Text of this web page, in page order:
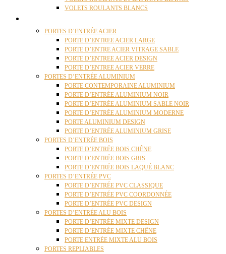
VOLETS ROULANTS BLANCS
PORTES D’ENTRÉE ACIER
PORTE D’ENTREE ACIER LARGE
PORTE D’ENTRE ACIER VITRAGE SABLE
PORTE D’ENTREE ACIER DESIGN
PORTE D’ENTREE ACIER VERRE
PORTES D’ENTRÉE ALUMINIUM
PORTE CONTEMPORAINE ALUMINIUM
PORTE D’ENTRÉE ALUMINIUM NOIR
PORTE D’ENTRÉE ALUMINIUM SABLE NOIR
PORTE D’ENTRÉE ALUMINIUM MODERNE
PORTE ALUMINIUM DESIGN
PORTE D’ENTRÉE ALUMINIUM GRISE
PORTES D’ENTRÉE BOIS
PORTE D’ENTRÉE BOIS CHÊNE
PORTE D’ENTRÉE BOIS GRIS
PORTE D’ENTRÉE BOIS LAQUÉ BLANC
PORTES D’ENTRÉE PVC
PORTE D’ENTRÉE PVC CLASSIQUE
PORTE D’ENTRÉE PVC COORDONNÉE
PORTE D’ENTRÉE PVC DESIGN
PORTES D’ENTRÉE ALU BOIS
PORTE D’ENTRÉE MIXTE DESIGN
PORTE D’ENTRÉE MIXTE CHÊNE
PORTE ENTRÉE MIXTE ALU BOIS
PORTES REPLIABLES